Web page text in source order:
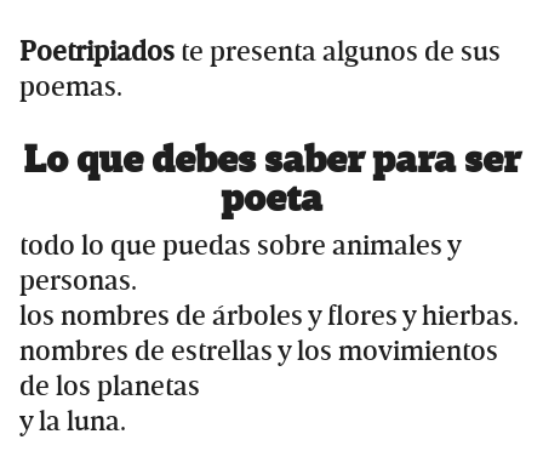
Poetripiados te presenta algunos de sus
poemas.
Lo que debes saber para ser
poeta
todo lo que puedas sobre animales y
personas.
los nombres de árboles y flores y hierbas.
nombres de estrellas y los movimientos
de los planetas
y la luna.